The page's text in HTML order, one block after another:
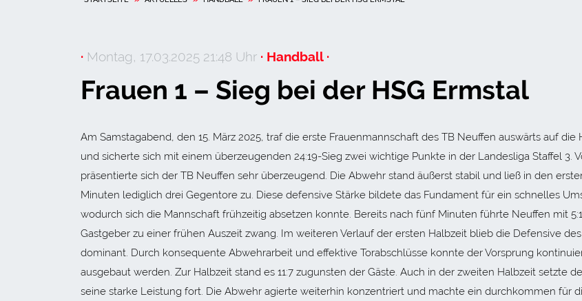
· Montag, 17.03.2025 21:48 Uhr · Handball ·
Frauen 1 – Sieg bei der HSG Ermstal
Am Samstagabend, den 15. März 2025, traf die erste Frauenmannschaft des TB Neuffen auswärts auf die
und sicherte sich mit einem überzeugenden 24:19-Sieg zwei wichtige Punkte in der Landesliga Staffel 3.
präsentierte sich der TB Neuffen sehr überzeugend. Die Abwehr stand äußerst stabil und ließ in den
Minuten lediglich drei Gegentore zu. Diese defensive Stärke bildete das Fundament für ein schnelles
wodurch sich die Mannschaft frühzeitig absetzen konnte. Bereits nach fünf Minuten führte Neuffen mit
Gastgeber zu einer frühen Auszeit zwang. Im weiteren Verlauf der ersten Halbzeit blieb die Defensive
dominant. Durch konsequente Abwehrarbeit und effektive Torabschlüsse konnte der Vorsprung
ausgebaut werden. Zur Halbzeit stand es 11:7 zugunsten der Gäste. Auch in der zweiten Halbzeit setzte
seine starke Leistung fort. Die Abwehr agierte weiterhin konzentriert und machte ein durchkommen für